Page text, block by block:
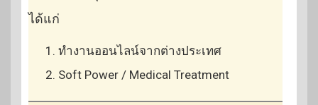
ได้แก่
ทำงานออนไลน์จากต่างประเทศ
Soft Power / Medical Treatment